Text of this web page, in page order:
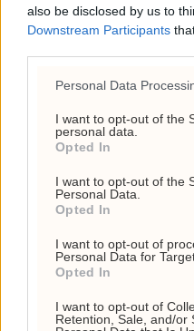
also be disclosed by us to
Downstream Participants
Personal Data
I want to opt-out of the
personal data.
Opted In
I want to opt-out of the
Personal Data.
Opted In
I want to opt-out of
Personal Data for
Opted In
I want to opt-out of
Retention, Sale, and/or
Bergen